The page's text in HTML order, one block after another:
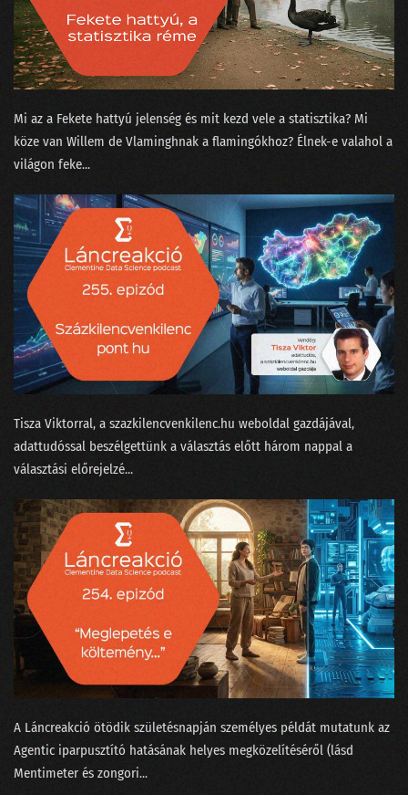
136 - Matekos mémek magyar módra
135 - Lesz-e jövőre MI generálta sláger? - A State-of-AI jelentés
134 - ChatGPT-cunami a conTEXT 2023-on
133 - A ChatGPT csak beszél, de akarni nem tud
131 - A képzőművész, az MI és a giccsfestők
130 - Mihez kezdjünk a Nobel-díjasainkkal?
129 - Szélhámos szakértők az MI körül
128 - Hol áll hazánk az MI-világlistán?
127 - Ügyfélszolgálat vagy profitorientált időhúzás?
126 - Béla beindul az OSINT-ra!
125 - MI is csak emberek vagyunk!
123 - Döntéshozó drónok és legyőzött vadászpilóták
122 - Kézműves hamburgert minden zenerajongónak?
121 - Történetek Adatországból
120 - Most akkor a Facebook tényleg nem is veszélyes a társadalomra?
119 - Virtuális valótlanság?
118 - Krézi hírek, avagy rácsodálkozunk a világra
117 - Kell-e gyorstalpalt szakértőnek a lineáris regresszió?
116 - Elveszi-e az AutoML a munkánkat?
Mi az a ⁠Fekete hattyú jelenség⁠ és mit kezd vele a statisztika? Mi
köze van Willem de Vlamingh⁠⁠nak a flamingókhoz? Élnek-e valahol a
világon feke...
Tisza Viktorral⁠, a ⁠szazkilencvenkilenc.hu⁠ weboldal gazdájával,
adattudóssal beszélgettünk a választás előtt három nappal a
választási előrejelzé...
A Láncreakció ötödik születésnapján személyes példát mutatunk az
Agentic iparpusztító hatásának helyes megközelítéséről (lásd
Mentimeter és zongori...